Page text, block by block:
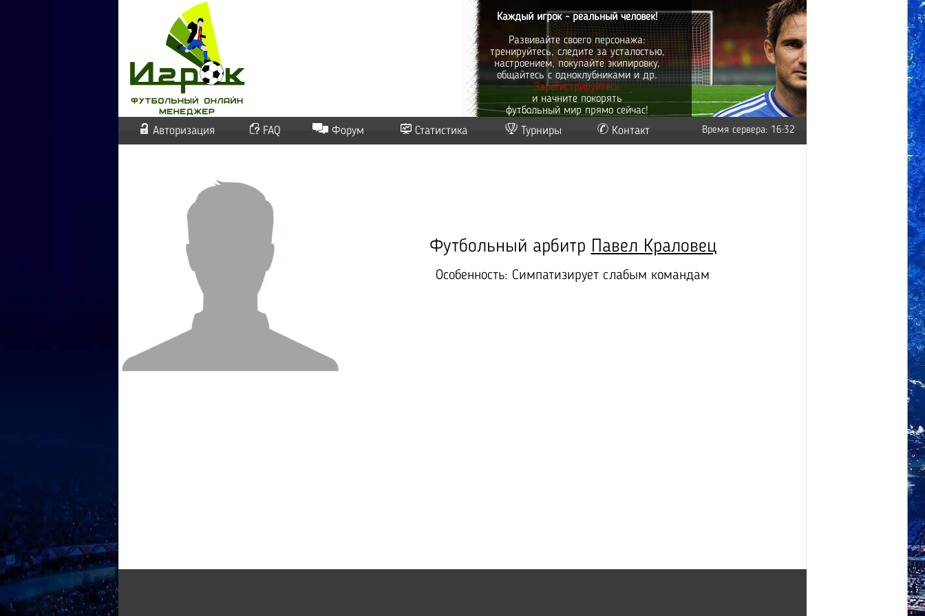
Каждый игрок - реальный человек!
Развивайте своего персонажа:
тренируйтесь, следите за усталостью,
настроением, покупайте экипировку,
общайтесь с одноклубниками и др.
Зарегистрируйтесь
и начните покорять
футбольный мир прямо сейчас!
Авторизация FAQ Форум Статистика Турниры Контакт Время сервера: 16:32
Футбольный арбитр Павел Краловец
Особенность: Симпатизирует слабым командам